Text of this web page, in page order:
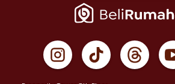
Properti Dijual di Jakarta Pusat >
Properti Dijual di Gambir >
Properti Dijual di Johar Baru >